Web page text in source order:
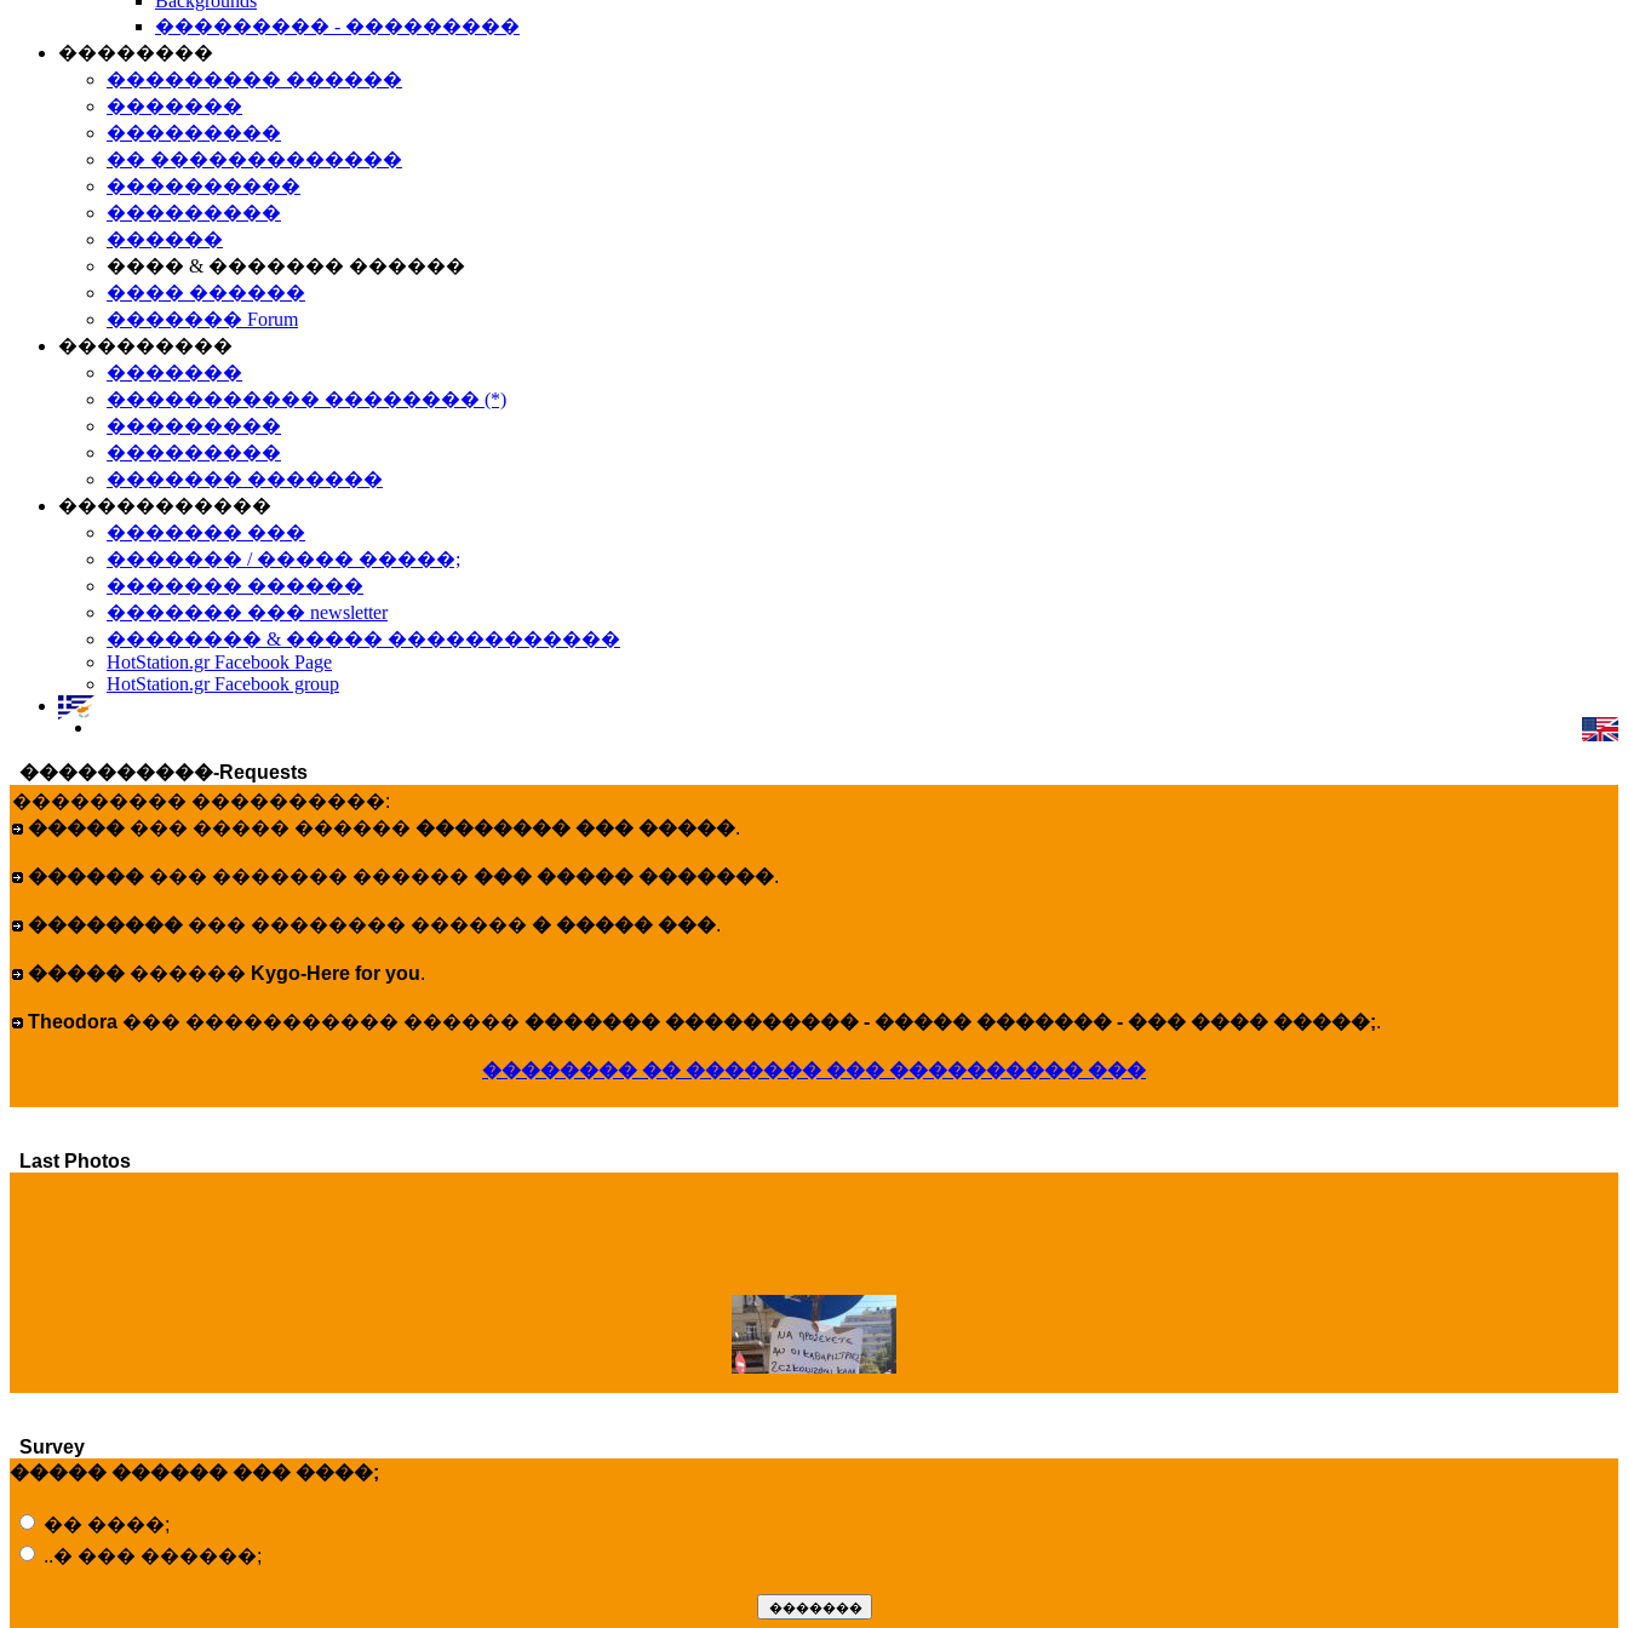
��������� - ���������
��������
��������� ������
�������
���������
�� �������������
����������
���������
������
���� & ������� ������
���� ������
������� Forum
���������
�������
����������� �������� (*)
���������
���������
������� �������
�����������
������� ���
������� / ����� �����;
������� ������
������� ��� newsletter
�������� & ����� ������������
HotStation.gr Facebook Page
HotStation.gr Facebook group
����������-Requests
��������� ����������:
����� ��� ����� ������ �������� ��� �����.
������ ��� ������� ������ ��� ����� �������.
�������� ��� �������� ������ � ����� ���.
����� ������ Kygo-Here for you.
Theodora ��� ����������� ������ ������� ���������� - ����� ������� - ��� ���� �����;.
�������� �� ������� ��� ���������� ���
Last Photos
Survey
����� ������ ��� ����;
�� ����;
..� ��� ������;